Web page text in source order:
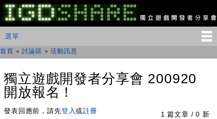
移
至
主
IGDSHARE
獨
遊
發
者
分
會
主選單
選單
您在這裡
首頁 »討論區 »活動訊息
獨立遊戲開發者分享會 200920
開放報名！
1 篇文章 / 0 新
發表回應前，請先登入或註冊